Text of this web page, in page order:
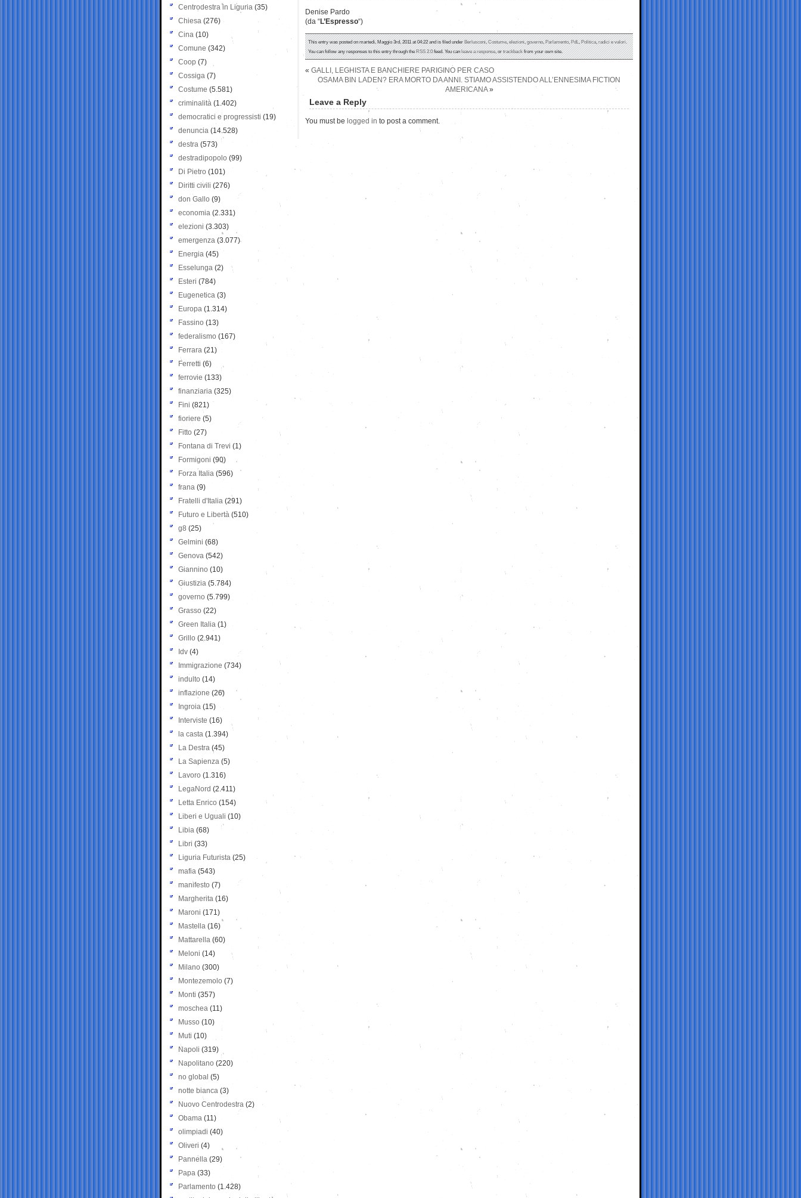
Denise Pardo
(da “L’Espresso“)
This entry was posted on martedì, Maggio 3rd, 2011 at 04:22 and is filed underBerlusconi,Costume,elezioni,governo,Parlamento,PdL,Politica,radici e valori.
You can follow any responses to this entry through theRSS 2.0feed. You canleave a response, ortrackbackfrom your own site.
« GALLI, LEGHISTA E BANCHIERE PARIGINO PER CASO
OSAMA BIN LADEN? ERA MORTO DA ANNI. STIAMO ASSISTENDO ALL’ENNESIMA FICTION
AMERICANA»
Leave a Reply
You must be logged in to post a comment.
Centrodestra in Liguria (35)
Chiesa (276)
Cina (10)
Comune (342)
Coop (7)
Cossiga (7)
Costume (5.581)
criminalità (1.402)
democratici e progressisti (19)
denuncia (14.528)
destra (573)
destradipopolo (99)
Di Pietro (101)
Diritti civili (276)
don Gallo (9)
economia (2.331)
elezioni (3.303)
emergenza (3.077)
Energia (45)
Esselunga (2)
Esteri (784)
Eugenetica (3)
Europa (1.314)
Fassino (13)
federalismo (167)
Ferrara (21)
Ferretti (6)
ferrovie (133)
finanziaria (325)
Fini (821)
fioriere (5)
Fitto (27)
Fontana di Trevi (1)
Formigoni (90)
Forza Italia (596)
frana (9)
Fratelli d'Italia (291)
Futuro e Libertà (510)
g8 (25)
Gelmini (68)
Genova (542)
Giannino (10)
Giustizia (5.784)
governo (5.799)
Grasso (22)
Green Italia (1)
Grillo (2.941)
Idv (4)
Immigrazione (734)
indulto (14)
inflazione (26)
Ingroia (15)
Interviste (16)
la casta (1.394)
La Destra (45)
La Sapienza (5)
Lavoro (1.316)
LegaNord (2.411)
Letta Enrico (154)
Liberi e Uguali (10)
Libia (68)
Libri (33)
Liguria Futurista (25)
mafia (543)
manifesto (7)
Margherita (16)
Maroni (171)
Mastella (16)
Mattarella (60)
Meloni (14)
Milano (300)
Montezemolo (7)
Monti (357)
moschea (11)
Musso (10)
Muti (10)
Napoli (319)
Napolitano (220)
no global (5)
notte bianca (3)
Nuovo Centrodestra (2)
Obama (11)
olimpiadi (40)
Oliveri (4)
Pannella (29)
Papa (33)
Parlamento (1.428)